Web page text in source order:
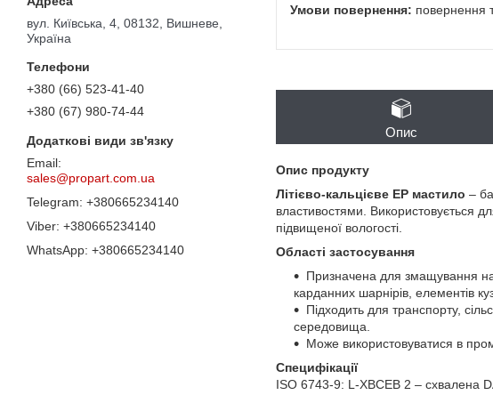
вул. Київська, 4, 08132, Вишневе,
Україна
+380 (66) 523-41-40
+380 (67) 980-74-44
sales@propart.com.ua
+380665234140
+380665234140
+380665234140
повернення
Опис
Опис продукту
Літієво-кальцієве EP мастило –
властивостями. Використовується
підвищеної вологості.
Області застосування
Призначена для змащування
карданних шарнірів, елементів
Підходить для транспорту,
середовища.
Може використовуватися в
Специфікації
ISO 6743-9: L-XBCEB 2 – схвалена